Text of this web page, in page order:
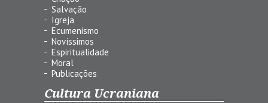
Salvação
Igreja
Ecumenismo
Novíssimos
Espiritualidade
Moral
Publicações
Cultura Ucraniana